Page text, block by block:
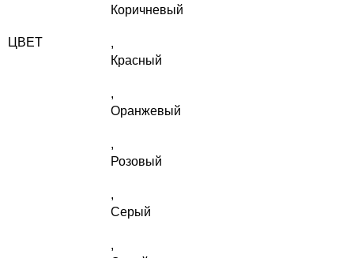
ЦВЕТ
Коричневый
,
Красный
,
Оранжевый
,
Розовый
,
Серый
,